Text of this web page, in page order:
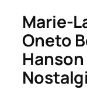
Marie-
Oneto